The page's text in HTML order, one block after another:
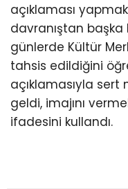
açıklaması
davranıştan başka
günlerde Kültür
tahsis edildiğini
açıklamasıyla
geldi, imajını
ifadesini kullandı.